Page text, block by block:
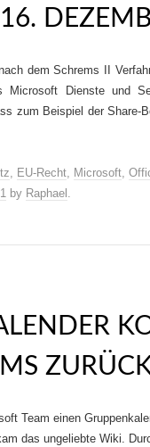
dem Schrems II
Dienste und
zum Beispiel der Share-
, EU-Recht, Microsoft,
by Raphael .
Team einen
das ungeliebte Wiki.